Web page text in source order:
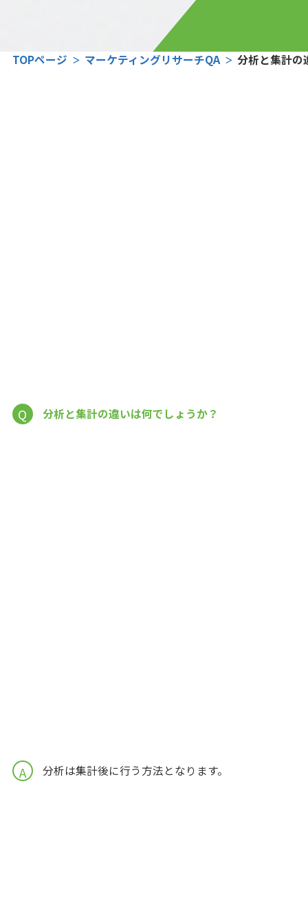
TOPページ マーケティングリサーチQA 分析と集計の
Q 分析と集計の違いは何でしょうか？
A 分析は集計後に行う方法となります。